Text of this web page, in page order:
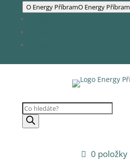
O Energy PříbramO Energy Příbram
Products
search
0 položky